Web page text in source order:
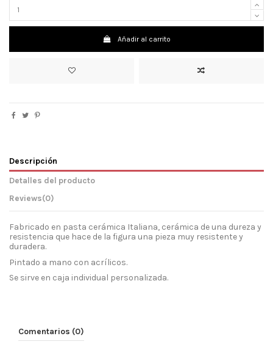
Añadir al carrito
Descripción
Detalles del producto
Reviews(0)
Fabricado en pasta cerámica Italiana, cerámica de una dureza y
resistencia que hace de la figura una pieza muy resistente y
duradera.
Pintado a mano con acrílicos.
Se sirve en caja individual personalizada.
Comentarios (0)